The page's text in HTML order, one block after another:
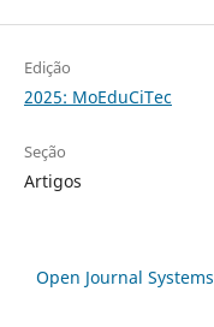
Edição
2025: MoEduCiTec
Seção
Artigos
Open Journal Systems